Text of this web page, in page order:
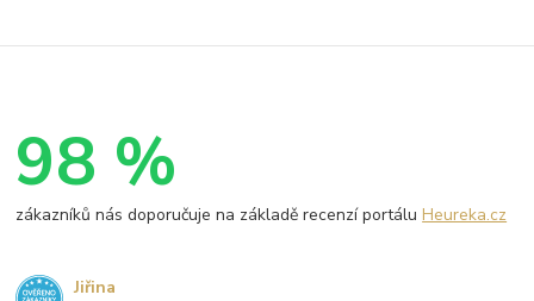
98 %
zákazníků nás doporučuje na základě recenzí portáluHeureka.cz
Jiřina